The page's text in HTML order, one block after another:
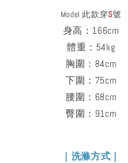
Model 此款穿S號
身高：166cm
體重：54kg
胸圍：84cm
下圍：75cm
腰圍：68cm
臀圍：91cm
｜洗滌方式｜